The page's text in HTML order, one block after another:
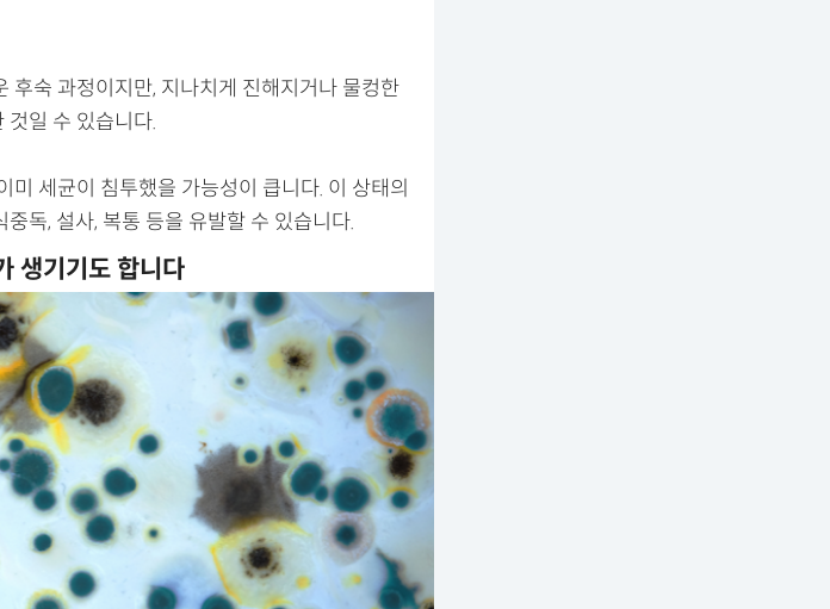
후숙 과정이지만, 지나치게 진해지거나 물컹한
것일 수 있습니다.
세균이 침투했을 가능성이 큽니다. 이 상태의
독, 설사, 복통 등을 유발할 수 있습니다.
생기기도 합니다